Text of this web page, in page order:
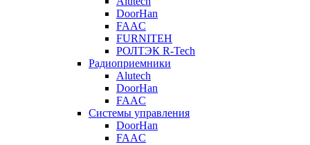
DoorHan
FAAC
FURNITEH
РОЛТЭК R-Tech
Радиоприемники
Alutech
DoorHan
FAAC
Системы управления
DoorHan
FAAC